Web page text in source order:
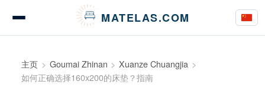
MATELAS.COM
床垫测评与意见
主页 Goumai Zhinan
Xuanze Chuangjia
如何正确选择160x200的床垫？指南